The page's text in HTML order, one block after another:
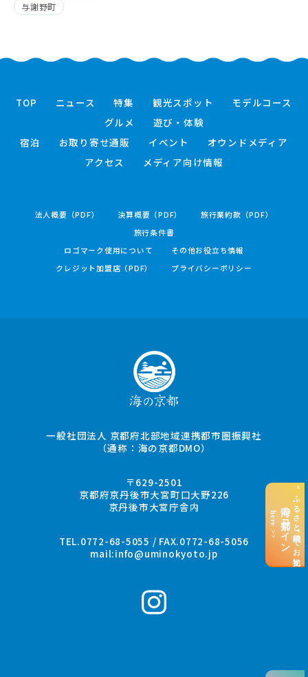
“ふるさと納税”でお支払い
海の京都コイン
here >>
与謝野町
TOP ニュース 特集 観光スポット
モデルコース
グルメ
遊び・体験
宿泊
お取り寄せ通販 イベント
オウンドメディア
アクセス
メディア向け情報
法人概要（PDF） 決算概要（PDF）
旅行業約款（PDF）
旅行条件書
ロゴマーク使用について
その他お役立ち情報
クレジット加盟店（PDF）
プライバシーポリシー
一般社団法人 京都府北部地域連携都市圏振興社
（通称：海の京都DMO）
〒629-2501
京都府京丹後市大宮町口大野226
京丹後市大宮庁舎内
TEL.0772-68-5055 / FAX.0772-68-5056
mail:info@uminokyoto.jp